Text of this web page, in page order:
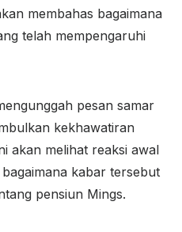
membahas bagaimana
telah mempengaruhi
pesan samar
kekhawatiran
akan melihat reaksi awal
kabar tersebut
pensiun Mings.